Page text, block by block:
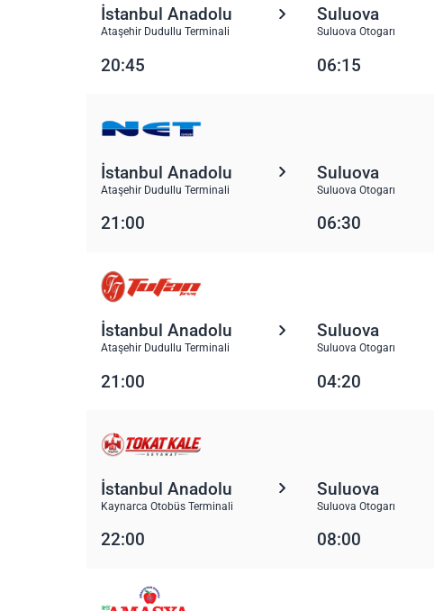
İstanbul Anadolu
Ataşehir Dudullu Terminali
Suluova
Suluova Otogarı
20:45 06:15
İstanbul Anadolu
Ataşehir Dudullu Terminali
Suluova
Suluova Otogarı
21:00 06:30
İstanbul Anadolu
Ataşehir Dudullu Terminali
Suluova
Suluova Otogarı
21:00 04:20
İstanbul Anadolu
Kaynarca Otobüs Terminali
Suluova
Suluova Otogarı
22:00 08:00